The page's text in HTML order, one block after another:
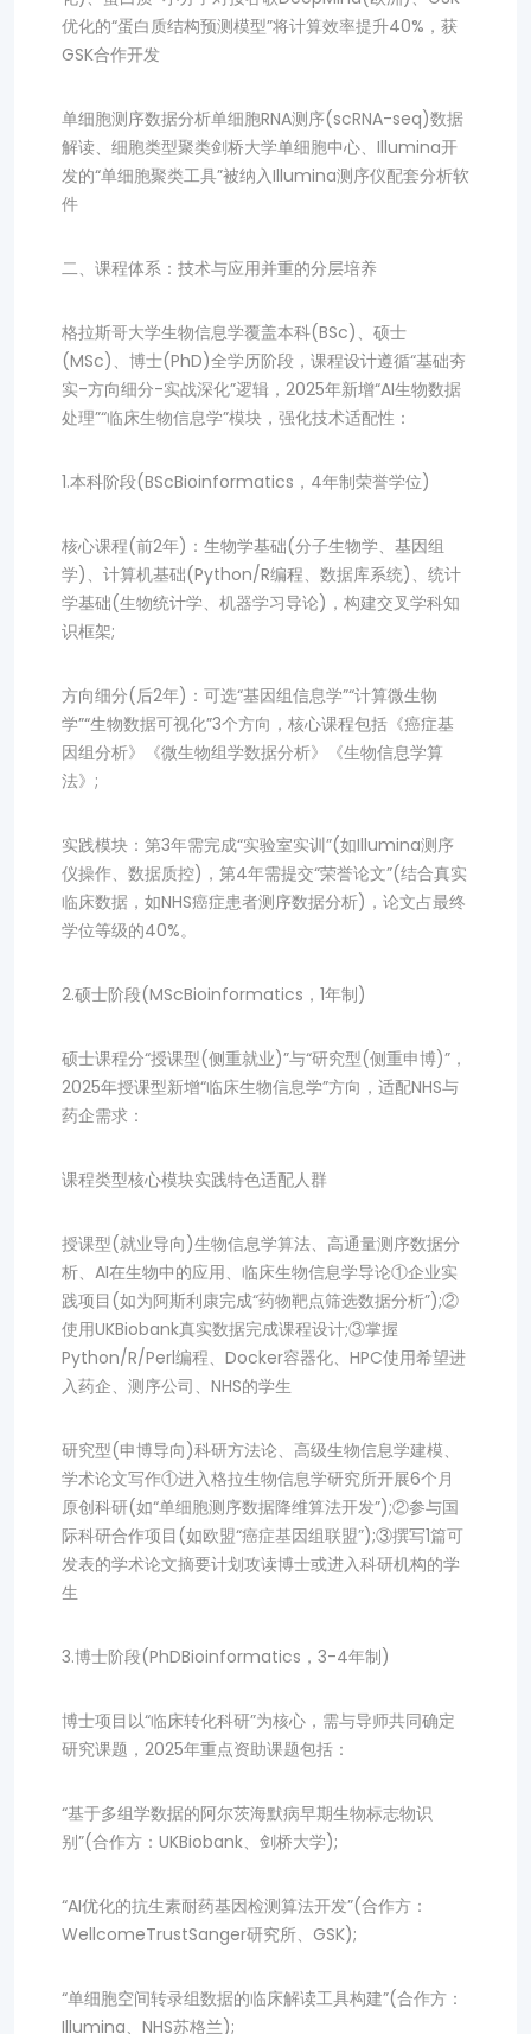
优化的“蛋白质结构预测模型”将计算效率提升40%，获
GSK合作开发
单细胞测序数据分析单细胞RNA测序(scRNA-seq)数据
解读、细胞类型聚类剑桥大学单细胞中心、Illumina开
发的“单细胞聚类工具”被纳入Illumina测序仪配套分析软
件
二、课程体系：技术与应用并重的分层培养
格拉斯哥大学生物信息学覆盖本科(BSc)、硕士
(MSc)、博士(PhD)全学历阶段，课程设计遵循“基础夯
实-方向细分-实战深化”逻辑，2025年新增“AI生物数据
处理”“临床生物信息学”模块，强化技术适配性：
1.本科阶段(BScBioinformatics，4年制荣誉学位)
核心课程(前2年)：生物学基础(分子生物学、基因组
学)、计算机基础(Python/R编程、数据库系统)、统计
学基础(生物统计学、机器学习导论)，构建交叉学科知
识框架;
方向细分(后2年)：可选“基因组信息学”“计算微生物
学”“生物数据可视化”3个方向，核心课程包括《癌症基
因组分析》《微生物组学数据分析》《生物信息学算
法》;
实践模块：第3年需完成“实验室实训”(如Illumina测序
仪操作、数据质控)，第4年需提交“荣誉论文”(结合真实
临床数据，如NHS癌症患者测序数据分析)，论文占最终
学位等级的40%。
2.硕士阶段(MScBioinformatics，1年制)
硕士课程分“授课型(侧重就业)”与“研究型(侧重申博)”，
2025年授课型新增“临床生物信息学”方向，适配NHS与
药企需求：
课程类型核心模块实践特色适配人群
授课型(就业导向)生物信息学算法、高通量测序数据分
析、AI在生物中的应用、临床生物信息学导论①企业实
践项目(如为阿斯利康完成“药物靶点筛选数据分析”);②
使用UKBiobank真实数据完成课程设计;③掌握
Python/R/Perl编程、Docker容器化、HPC使用希望进
入药企、测序公司、NHS的学生
研究型(申博导向)科研方法论、高级生物信息学建模、
学术论文写作①进入格拉生物信息学研究所开展6个月
原创科研(如“单细胞测序数据降维算法开发”);②参与国
际科研合作项目(如欧盟“癌症基因组联盟”);③撰写1篇可
发表的学术论文摘要计划攻读博士或进入科研机构的学
生
3.博士阶段(PhDBioinformatics，3-4年制)
博士项目以“临床转化科研”为核心，需与导师共同确定
研究课题，2025年重点资助课题包括：
“基于多组学数据的阿尔茨海默病早期生物标志物识
别”(合作方：UKBiobank、剑桥大学);
“AI优化的抗生素耐药基因检测算法开发”(合作方：
WellcomeTrustSanger研究所、GSK);
“单细胞空间转录组数据的临床解读工具构建”(合作方：
Illumina、NHS苏格兰);